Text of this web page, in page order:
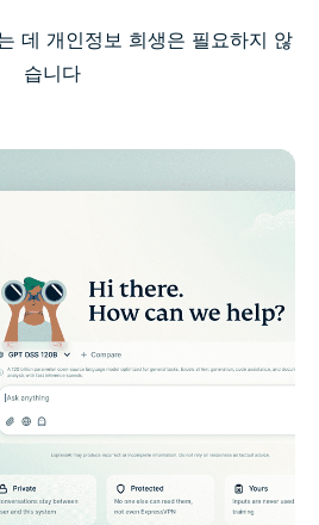
데 개인정보 희생은 필요하지 않
습니다